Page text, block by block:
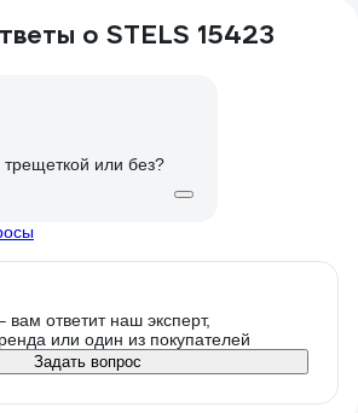
о STELS 15423
трещеткой или без?
вам ответит наш эксперт,
или один из покупателей
Задать вопрос